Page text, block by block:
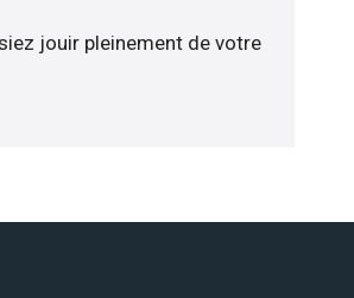
jouir pleinement de votre